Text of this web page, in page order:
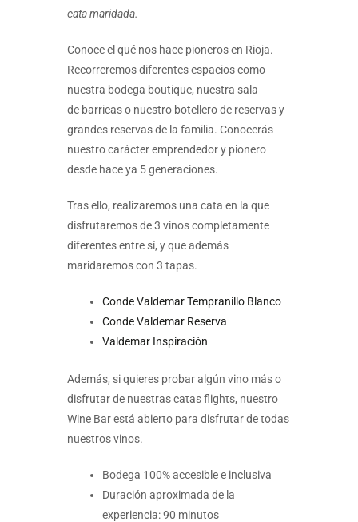
cata maridada.
Conoce el qué nos hace pioneros en Rioja.
Recorreremos diferentes espacios como
nuestra bodega boutique, nuestra sala
de barricas o nuestro botellero de reservas y
grandes reservas de la familia. Conocerás
nuestro carácter emprendedor y pionero
desde hace ya 5 generaciones.
Tras ello, realizaremos una cata en la que
disfrutaremos de 3 vinos completamente
diferentes entre sí, y que además
maridaremos con 3 tapas.
Conde Valdemar Tempranillo Blanco
Conde Valdemar Reserva
Valdemar Inspiración
Además, si quieres probar algún vino más o
disfrutar de nuestras catas flights, nuestro
Wine Bar está abierto para disfrutar de todas
nuestros vinos.
Bodega 100% accesible e inclusiva
Duración aproximada de la
experiencia: 90 minutos